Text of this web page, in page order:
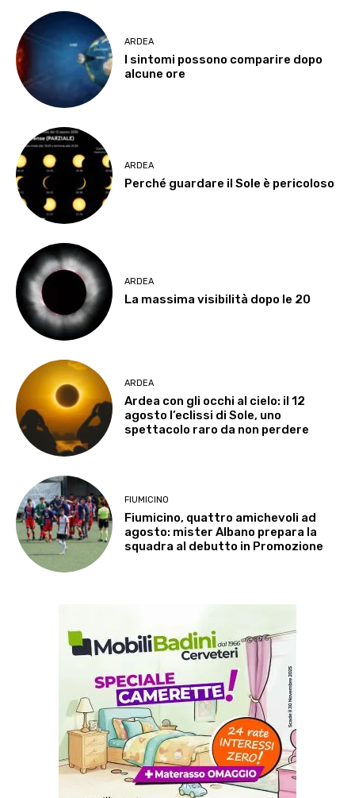
ARDEA
I sintomi possono comparire dopo
alcune ore
ARDEA
Perché guardare il Sole è pericoloso
ARDEA
La massima visibilità dopo le 20
ARDEA
Ardea con gli occhi al cielo: il 12
agosto l’eclissi di Sole, uno
spettacolo raro da non perdere
FIUMICINO
Fiumicino, quattro amichevoli ad
agosto: mister Albano prepara la
squadra al debutto in Promozione